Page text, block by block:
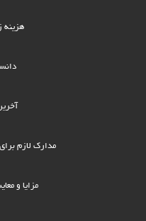
هزینه
مدارک لازم
مزایا و